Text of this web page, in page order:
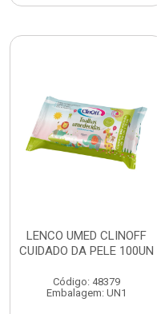
LENCO UMED CLINOFF
CUIDADO DA PELE 100UN
Código: 48379
Embalagem: UN1